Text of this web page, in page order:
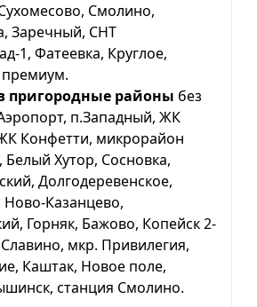
Смолино,
Заречный, СНТ
1, Фатеевка, Круглое,
пригородные районы без
п.Западный, ЖК
Конфетти, микрорайон
Хутор, Сосновка,
Долгодеревенское,
Казанцево,
Горняк, Бажово, Копейск 2-
Славино, мкр. Привилегия,
Каштак, Новое поле,
станция Смолино.